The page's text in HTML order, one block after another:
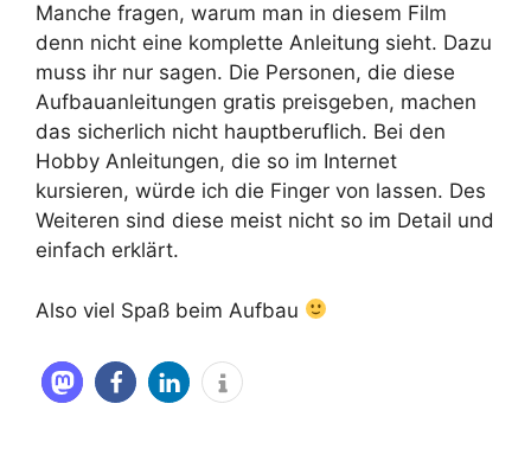
Manche fragen, warum man in diesem Film
denn nicht eine komplette Anleitung sieht. Dazu
muss ihr nur sagen. Die Personen, die diese
Aufbauanleitungen gratis preisgeben, machen
das sicherlich nicht hauptberuflich. Bei den
Hobby Anleitungen, die so im Internet
kursieren, würde ich die Finger von lassen. Des
Weiteren sind diese meist nicht so im Detail und
einfach erklärt.
Also viel Spaß beim Aufbau